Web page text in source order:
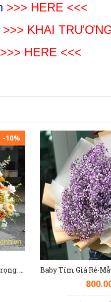
>>> HERE <<<
>>> KHAI
>>> HERE <<<
-10%
Đặt Hoa Sinh Nhật Đẹp Sang Trọng: Lẵng Hoa Màu Nâu(Nude) - GH1093